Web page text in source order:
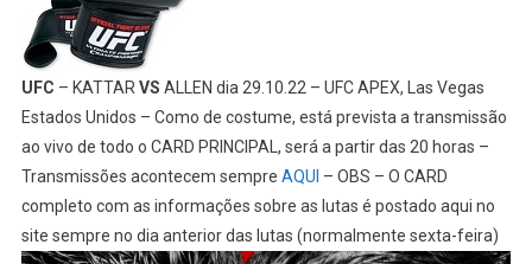
UFC – KATTAR VS ALLEN dia 29.10.22 – UFC APEX, Las Vegas
Estados Unidos – Como de costume, está prevista a transmissão
ao vivo de todo o CARD PRINCIPAL, será a partir das 20 horas –
Transmissões acontecem sempre AQUI – OBS – O CARD
completo com as informações sobre as lutas é postado aqui no
site sempre no dia anterior das lutas (normalmente sexta-feira)